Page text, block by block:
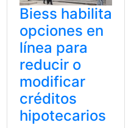
Biess habilita
opciones en
línea para
reducir o
modificar
créditos
hipotecarios